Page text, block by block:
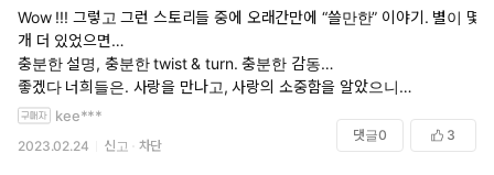
Wow !!! 그렇고 그런 스토리들 중에 오래간만에 “쓸만한” 이야기. 별이 몇
개 더 있었으면…
충분한 설명, 충분한 twist & turn. 충분한 감동…
좋겠다 너희들은. 사랑을 만나고, 사랑의 소중함을 알았으니…
kee***
2023.02.24 신고 차단
댓글0 3